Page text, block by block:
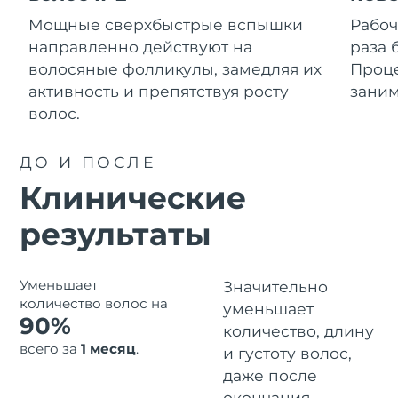
Мощные сверхбыстрые вспышки
направленно действуют на
волосяные фолликулы, замедляя их
активность и препятствуя росту
волос.
раза
ДО И ПОСЛЕ
Клинические
результаты
Уменьшает
количество волос на
90%
всего за 1 месяц.
Значительно
уменьшает
количество, длину
и густоту волос,
даже после
18% PAP
Косметика Для мужчин
FOREO APP
ПОДРОБНЕЕ
Гибралтар
8/14/26
Греция
Ожидаемая дата доставки
8/10/26
Исландия
Индонезия
Ожидаемая дата доставки
Ирландия
Ожидаемая дата доставки
Ожидаемая дата доставки